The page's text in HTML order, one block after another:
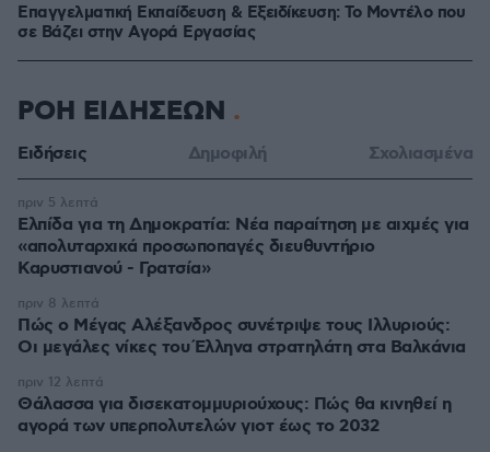
Επαγγελματική Εκπαίδευση & Εξειδίκευση: Το Mοντέλο που
σε Bάζει στην Aγορά Eργασίας
ΡΟΗ ΕΙΔΗΣΕΩΝ
Ειδήσεις Δημοφιλή Σχολιασμένα
Ελπίδα για τη Δημοκρατία: Νέα παραίτηση με αιχμές για
«απολυταρχικά προσωποπαγές διευθυντήριο
Καρυστιανού - Γρατσία»
πριν 5 λεπτά
Πώς ο Μέγας Αλέξανδρος συνέτριψε τους Ιλλυριούς:
Οι μεγάλες νίκες του Έλληνα στρατηλάτη στα Βαλκάνια
πριν 8 λεπτά
Θάλασσα για δισεκατομμυριούχους: Πώς θα κινηθεί η
αγορά των υπερπολυτελών γιοτ έως το 2032
πριν 12 λεπτά